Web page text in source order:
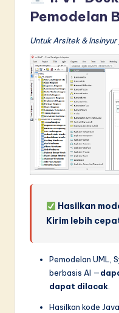
ti
Pemodelan
Untuk Arsitek &
Hasilkan
Kirim lebih
Pemodelan UML,
berbasis AI —
dapat dilacak.
Hasilkan kode